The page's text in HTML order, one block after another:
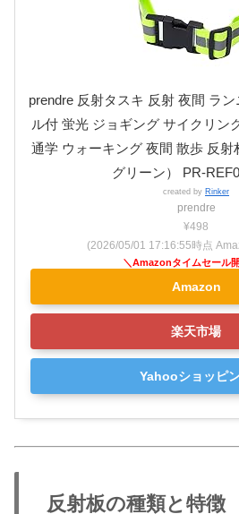
prendre 反射タスキ 反射 夜間 ラ
ル付 蛍光 ジョギング サイクリン
通学 ウォーキング 夜間 散歩 反射
グリーン） PR-
created by Rinker
prendre
¥498
(2026/05/01 17:16:55時点
Amazon
楽天市場
Yahooショッピ
反射板の種類と特徴